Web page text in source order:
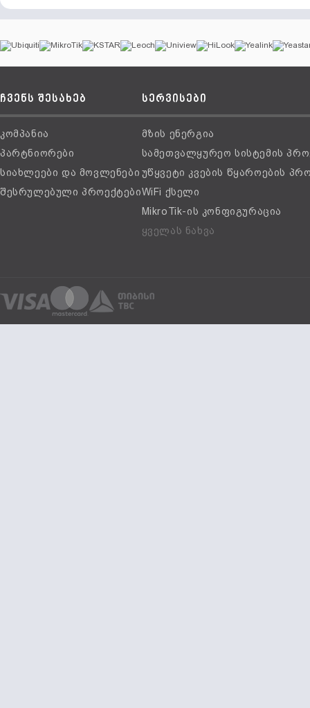
ჩვენს შესახებ
კომპანია
პარტნიორები
სიახლეები და მოვლენები
შესრულებული პროექტები
სერვისები
მზის ენერგია
სამეთვალყურეო სისტემის
უწყვეტი კვების წყაროების
WiFi ქსელი
MikroTik-ის კონფიგურაცია
ყველას ნახვა